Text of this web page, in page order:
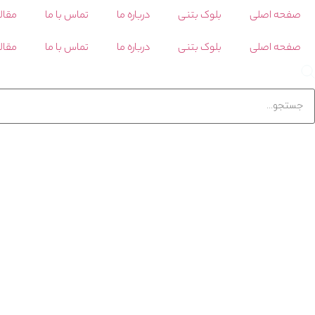
صفحه اصلی بلوک بتنی درباره ما تماس با ما
صفحه اصلی
بلوک بتنی درباره ما تماس با ما